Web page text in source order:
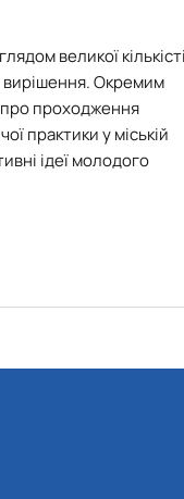
великої
вирішення. Окремим
про проходження
практики у міській
ідеї молодого